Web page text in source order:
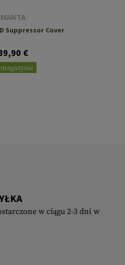
MANTA
Suppressor Cover
€
w ciągu 2-3 dni w